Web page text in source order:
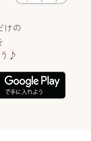
けの
♪